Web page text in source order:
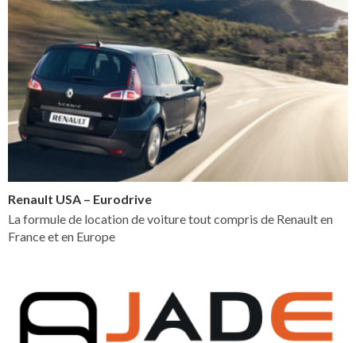
Renault USA – Eurodrive
La formule de location de voiture tout compris de Renault en
France et en Europe